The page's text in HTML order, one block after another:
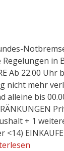
in
Ab 22.00
nicht mehr
alleine bis
+ 1
<14)